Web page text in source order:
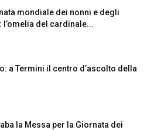
mondiale dei nonni e degli
l’omelia del cardinale...
a Termini il centro d’ascolto della
la Messa per la Giornata dei